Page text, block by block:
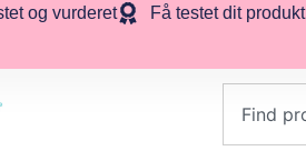
og vurderet Få testet dit produkt